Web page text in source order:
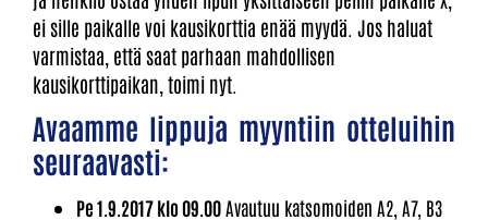
ei sille paikalle voi kausikorttia enää myydä. Jos haluat
varmistaa, että saat parhaan mahdollisen
kausikorttipaikan, toimi nyt.
Avaamme lippuja myyntiin otteluihin
seuraavasti:
Pe 1.9.2017 klo 09.00 Avautuu katsomoiden A2, A7, B3